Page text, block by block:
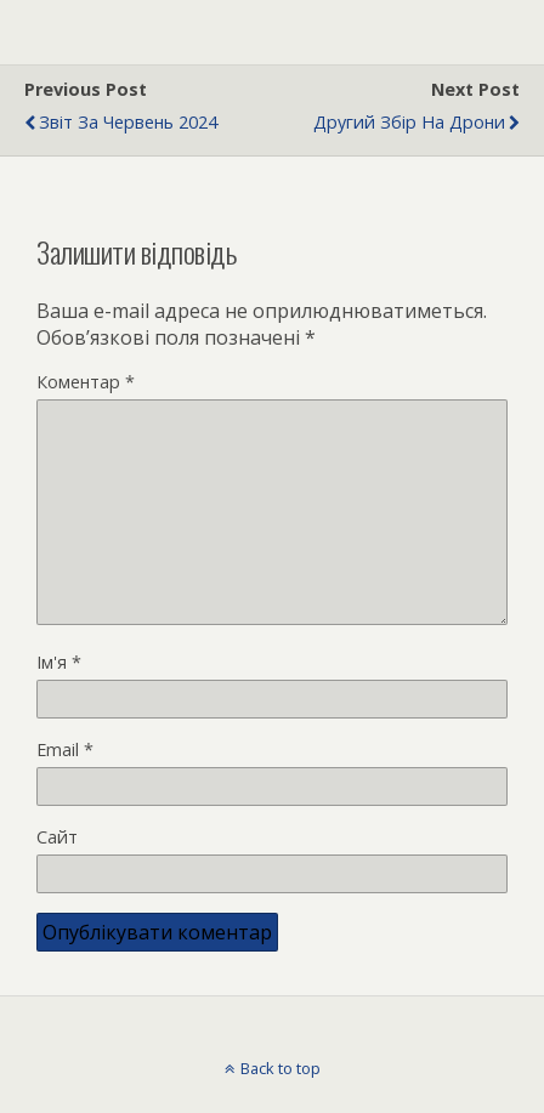
Previous Post
Звіт За Червень 2024
Next Post
Другий Збір На Дрони
Залишити відповідь
Ваша e-mail адреса не оприлюднюватиметься.
Обов’язкові поля позначені *
Коментар *
Ім'я *
Email *
Сайт
Back to top